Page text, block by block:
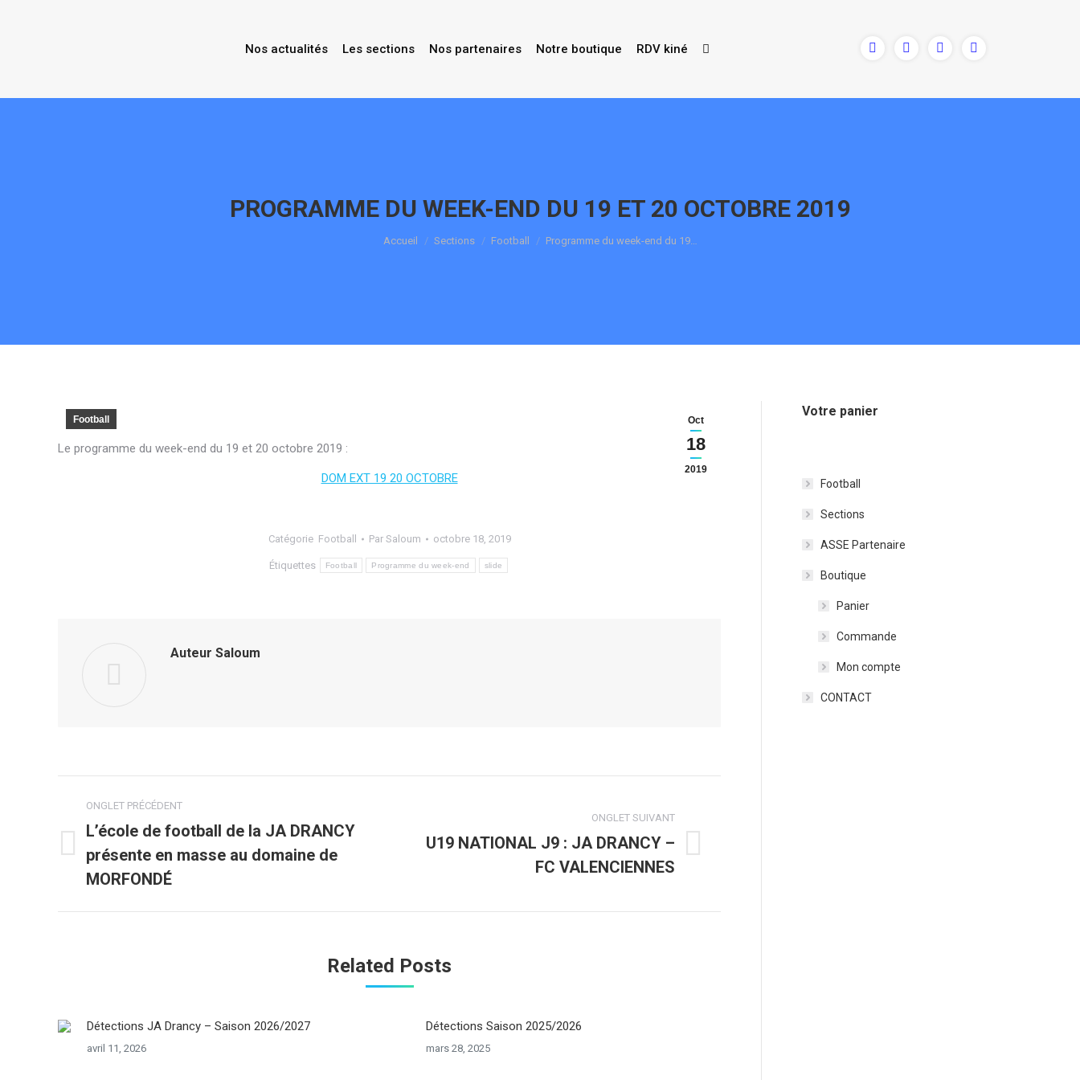
Nos actualités Les sections Nos partenaires Notre boutique RDV kiné
PROGRAMME DU WEEK-END DU 19 ET 20 OCTOBRE 2019
Vous êtes ici :
Accueil Sections Football Programme du week-end du 19…
Oct
18
2019
Football
Le programme du week-end du 19 et 20 octobre 2019 :
DOM EXT 19 20 OCTOBRE
Catégorie Football Par Saloum octobre 18, 2019
Étiquettes Football Programme du week-end slide
Auteur Saloum
Navigation
de
commentaire
ONGLET PRÉCÉDENT
Onglet
précédent
L’école de football de la JA DRANCY
présente en masse au domaine de
MORFONDÉ
ONGLET SUIVANT
Onglet
U19 NATIONAL J9 : JA DRANCY –
FC VALENCIENNES
Related Posts
Détections JA Drancy – Saison 2026/2027
avril 11, 2026
Détections Saison 2025/2026
mars 28, 2025
Votre panier
Football
Sections
ASSE Partenaire
Boutique
Panier
Commande
Mon compte
CONTACT